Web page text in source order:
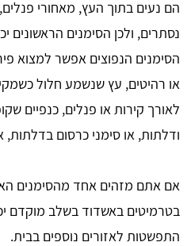
הם נעים בתוך העץ, מאחורי
נסתרים, ולכן הסימנים הראשונים
הסימנים הנפוצים אפשר למצוא
או רהיטים, עץ שנשמע חלול
לאורך קירות או פנלים, כנפיים
ודלתות, או סימני כרסום בדלתות,
אם אתם מזהים אחד מהסימנים
בטרמיטים באשדוד בשלב מוקדם
התפשטות לאזורים נוספים בבית.